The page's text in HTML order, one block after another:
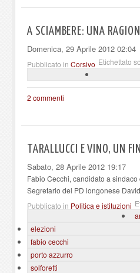
A SCIAMBERE: UNA
Domenica, 29 Aprile 2012 02:04
Pubblicato in Corsivo Etichettato
2 commenti
TARALLUCCI E VINO, UN
Sabato, 28 Aprile 2012 19:17
Fabio Cecchi, candidato a sindaco
Segretario del PD longonese
Pubblicato in Politica e istituzioni
elezioni
fabio cecchi
porto azzurro
solforetti